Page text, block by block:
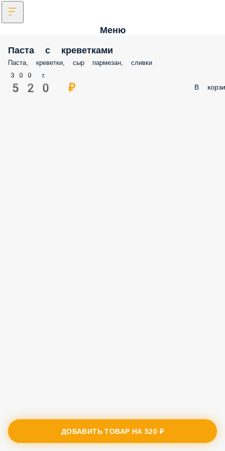
Меню
Паста с креветками
Паста, креветки, сыр пармезан, сливки
300 г.
520 ₽ В
ДОБАВИТЬ ТОВАР НА520 ₽